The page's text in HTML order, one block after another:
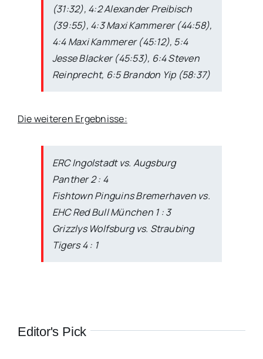
(31:32), 4:2 Alexander Preibisch
(39:55), 4:3 Maxi Kammerer (44:58),
4:4 Maxi Kammerer (45:12), 5:4
Jesse Blacker (45:53), 6:4 Steven
Reinprecht, 6:5 Brandon Yip (58:37)
Die weiteren Ergebnisse:
ERC Ingolstadt vs. Augsburg
Panther 2 : 4
Fishtown Pinguins Bremerhaven vs.
EHC Red Bull München 1 : 3
Grizzlys Wolfsburg vs. Straubing
Tigers 4 : 1
Editor's Pick